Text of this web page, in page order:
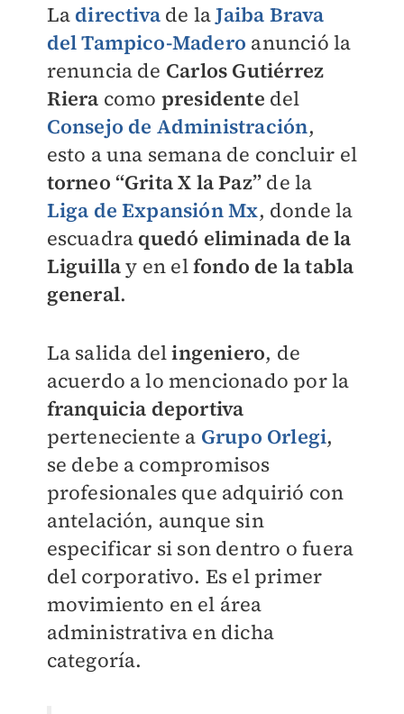
La directivade laJaiba Brava
del Tampico-Madero anunció la
renuncia de Carlos Gutiérrez
Riera como presidente del
Consejo de Administración,
esto a una semana de concluir el
torneo “Grita X la Paz” de la
Liga de Expansión Mx, donde la
escuadra quedó eliminada de la
Liguillay en elfondo de la tabla
general.
La salida delingeniero, de
acuerdo a lo mencionado por la
franquicia deportiva
perteneciente a Grupo Orlegi,
se debe a compromisos
profesionales que adquirió con
antelación, aunque sin
especificar si son dentro o fuera
del corporativo. Es el primer
movimiento en el área
administrativa en dicha
categoría.